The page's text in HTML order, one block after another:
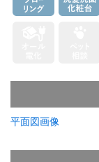
平面図画像